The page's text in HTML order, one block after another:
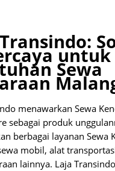
untuk
Sewa
menawarkan Sewa
sebagai produk
berbagai layanan Sewa
mobil, alat
lainnya. Laja Transindo